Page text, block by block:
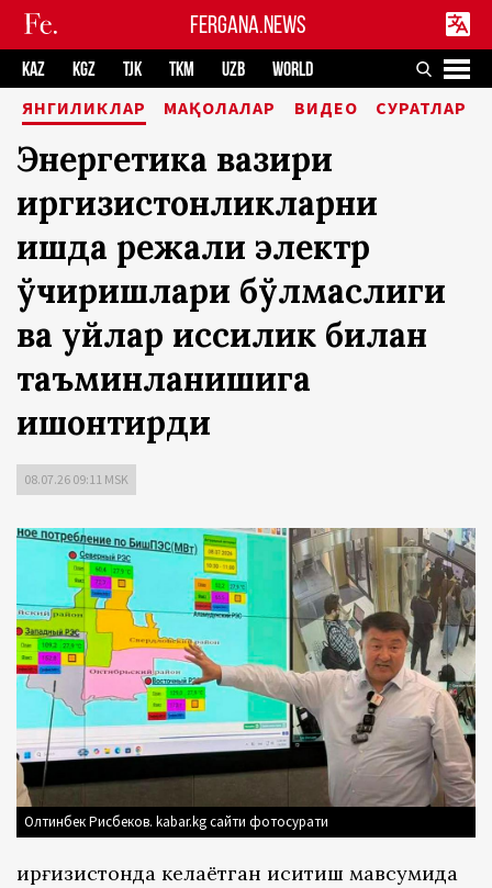
FERGANA.NEWS
KAZ KGZ TJK TKM UZB WORLD
ЯНГИЛИКЛАР МАҚОЛАЛАР ВИДЕО СУРАТЛАР
Энергетика вазири
қиргизистонликларни
қишда режали электр
ўчиришлари бўлмаслиги
ва уйлар иссиқлик билан
таъминланишига
ишонтирди
08.07.26 09:11 MSK
Олтинбек Рисбеков. kabar.kg сайти фотосурати
Қирғизистонда келаётган иситиш мавсумида